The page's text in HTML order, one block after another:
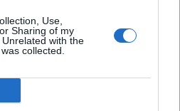
Use,
Sharing of my
with the
collected.
la testimonianza di
grande efficacia e di
tanto da essere
I d.C.